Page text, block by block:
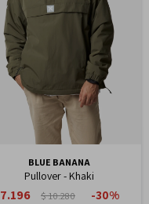
BLUE BANANA
Pullover - Khaki
7.196 $10.280 30